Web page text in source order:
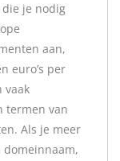
je nodig
aan,
euro’s per
vaak
termen van
Als je meer
domeinnaam,